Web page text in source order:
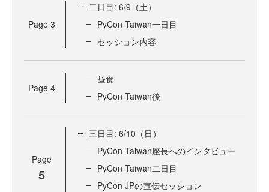
Page 3
二日目: 6/9（土）
PyCon Taiwan一日目
セッション内容
Page 4
昼食
PyCon Taiwan後
Page
5
三日目: 6/10（日）
PyCon Taiwan座長へのインタビュー
PyCon Taiwan二日目
PyCon JPの宣伝セッション